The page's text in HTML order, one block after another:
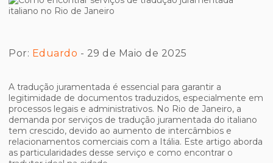
Por: Eduardo - 29 de Maio de 2025
A tradução juramentada é essencial para garantir a
legitimidade de documentos traduzidos, especialmente em
processos legais e administrativos. No Rio de Janeiro, a
demanda por serviços de tradução juramentada do italiano
tem crescido, devido ao aumento de intercâmbios e
relacionamentos comerciais com a Itália. Este artigo aborda
as particularidades desse serviço e como encontrar o